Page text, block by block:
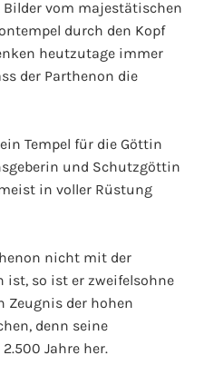
vom majestätischen
durch den Kopf
heutzutage immer
der Parthenon die
Tempel für die Göttin
und Schutzgöttin
in voller Rüstung
nicht mit der
ist, so ist er zweifelsohne
Zeugnis der hohen
denn seine
Jahre her.